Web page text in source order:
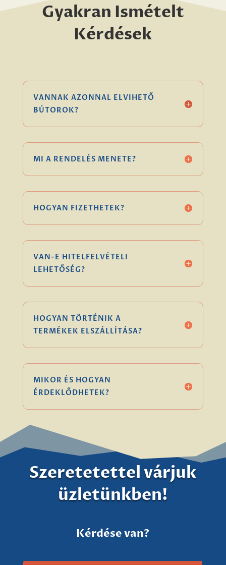
Gyakran Ismételt
Kérdések
VANNAK AZONNAL ELVIHETŐ
BÚTOROK?
MI A RENDELÉS MENETE?
HOGYAN FIZETHETEK?
VAN-E HITELFELVÉTELI
LEHETŐSÉG?
HOGYAN TÖRTÉNIK A
TERMÉKEK ELSZÁLLÍTÁSA?
MIKOR ÉS HOGYAN
ÉRDEKLŐDHETEK?
Szeretetettel várjuk
üzletünkben!
Kérdése van?